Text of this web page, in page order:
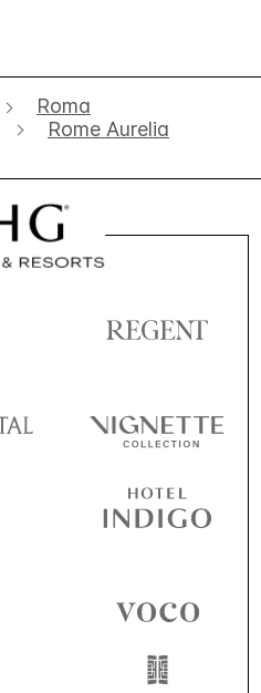
Roma
Rome Aurelia